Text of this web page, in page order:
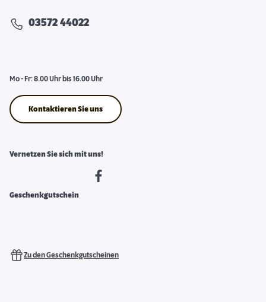
03572 44022
Mo - Fr: 8.00 Uhr bis 16.00 Uhr
Kontaktieren Sie uns
Vernetzen Sie sich mit uns!
Geschenkgutschein
Zu den Geschenkgutscheinen